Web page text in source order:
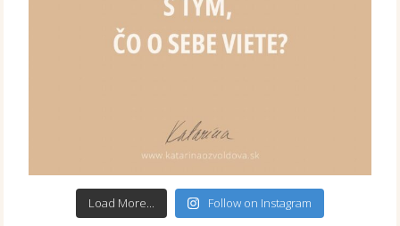
Load More... Follow on Instagram